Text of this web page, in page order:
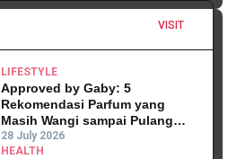
VISIT
LIFESTYLE
Approved by Gaby: 5
Rekomendasi Parfum yang
Masih Wangi sampai Pulang
Kantor
28 July 2026
HEALTH